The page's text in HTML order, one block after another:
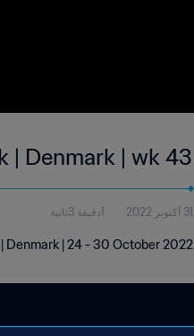
| Denmark | wk 43
31 أكتوبر 2022 1دقيقة 3ثانية
Denmark | 24 - 30 October 2022